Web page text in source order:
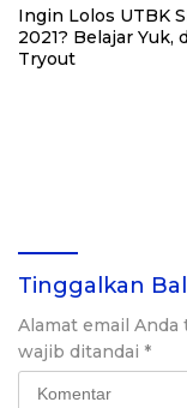
Ingin Lolos UTBK
2021? Belajar Yuk,
Tryout
Tinggalkan
Alamat email
wajib ditandai *